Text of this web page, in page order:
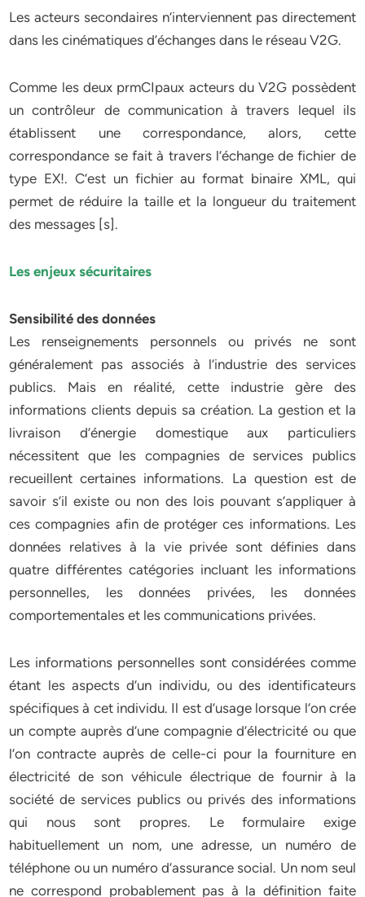
Les acteurs secondaires n’interviennent pas directement
dans les cinématiques d’échanges dans le réseau V2G.
Comme les deux prmCIpaux acteurs du V2G possèdent
un contrôleur de communication à travers lequel ils
établissent une correspondance, alors, cette
correspondance se fait à travers l’échange de fichier de
type EX!. C’est un fichier au format binaire XML, qui
permet de réduire la taille et la longueur du traitement
des messages [s].
Les enjeux sécuritaires
Sensibilité des données
Les renseignements personnels ou privés ne sont
généralement pas associés à l’industrie des services
publics. Mais en réalité, cette industrie gère des
informations clients depuis sa création. La gestion et la
livraison d’énergie domestique aux particuliers
nécessitent que les compagnies de services publics
recueillent certaines informations. La question est de
savoir s’il existe ou non des lois pouvant s’appliquer à
ces compagnies afin de protéger ces informations. Les
données relatives à la vie privée sont définies dans
quatre différentes catégories incluant les informations
personnelles, les données privées, les données
comportementales et les communications privées.
Les informations personnelles sont considérées comme
étant les aspects d’un individu, ou des identificateurs
spécifiques à cet individu. Il est d’usage lorsque l’on crée
un compte auprès d’une compagnie d’électricité ou que
l’on contracte auprès de celle-ci pour la fourniture en
électricité de son véhicule électrique de fournir à la
société de services publics ou privés des informations
qui nous sont propres. Le formulaire exige
habituellement un nom, une adresse, un numéro de
téléphone ou un numéro d’assurance social. Un nom seul
ne correspond probablement pas à la définition faite